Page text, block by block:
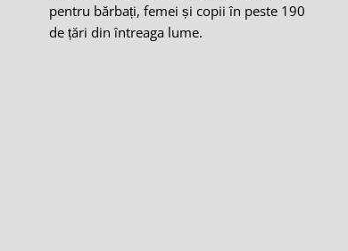
pentru bărbați, femei și copii în peste 190
de țări din întreaga lume.